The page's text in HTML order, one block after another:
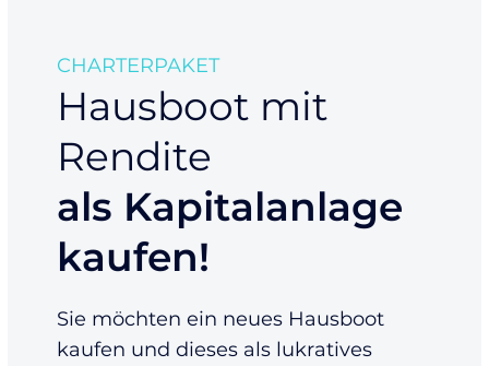
CHARTERPAKET
Hausboot mit
Rendite
als Kapitalanlage
kaufen!
Sie möchten ein neues Hausboot
kaufen und dieses als lukratives